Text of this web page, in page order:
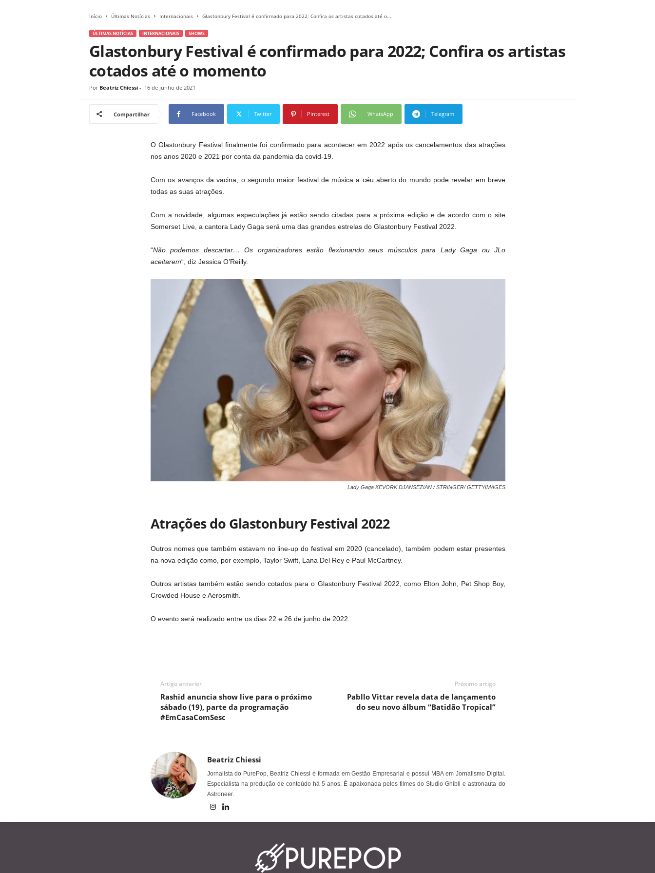
Início Últimas Notícias Internacionais Glastonbury Festival é confirmado para 2022; Confira os artistas cotados até o...
ÚLTIMAS NOTÍCIAS INTERNACIONAIS SHOWS
Glastonbury Festival é confirmado para 2022; Confira os artistas
cotados até o momento
Por Beatriz Chiessi - 16 de junho de 2021
Compartilhar Facebook Twitter Pinterest WhatsApp Telegram
O Glastonbury Festival finalmente foi confirmado para acontecer em 2022 após os cancelamentos das atrações
nos anos 2020 e 2021 por conta da pandemia da covid-19.
Com os avanços da vacina, o segundo maior festival de música a céu aberto do mundo pode revelar em breve
todas as suas atrações.
Com a novidade, algumas especulações já estão sendo citadas para a próxima edição e de acordo com o site
Somerset Live, a cantora Lady Gaga será uma das grandes estrelas do Glastonbury Festival 2022.
“Não podemos descartar… Os organizadores estão flexionando seus músculos para Lady Gaga ou JLo
aceitarem“, diz Jessica O’Reilly.
Lady Gaga KEVORK DJANSEZIAN / STRINGER/ GETTYIMAGES
Atrações do Glastonbury Festival 2022
Outros nomes que também estavam no line-up do festival em 2020 (cancelado), também podem estar presentes
na nova edição como, por exemplo, Taylor Swift, Lana Del Rey e Paul McCartney.
Outros artistas também estão sendo cotados para o Glastonbury Festival 2022, como Elton John, Pet Shop Boy,
Crowded House e Aerosmith.
O evento será realizado entre os dias 22 e 26 de junho de 2022.
Artigo anterior
Rashid anuncia show live para o próximo
sábado (19), parte da programação
#EmCasaComSesc
Próximo artigo
Pabllo Vittar revela data de lançamento
do seu novo álbum “Batidão Tropical”
Beatriz Chiessi
Jornalista do PurePop, Beatriz Chiessi é formada em Gestão Empresarial e possui MBA em Jornalismo Digital.
Especialista na produção de conteúdo há 5 anos. É apaixonada pelos filmes do Studio Ghibli e astronauta do
Astroneer.